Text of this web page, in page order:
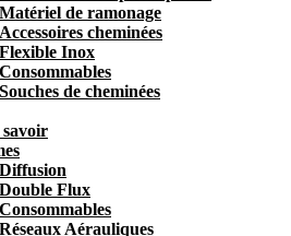
Matériel de ramonage
Accessoires cheminées
Flexible Inox
Consommables
Souches de cheminées
Diffusion
Double Flux
Consommables
Réseaux Aérauliques